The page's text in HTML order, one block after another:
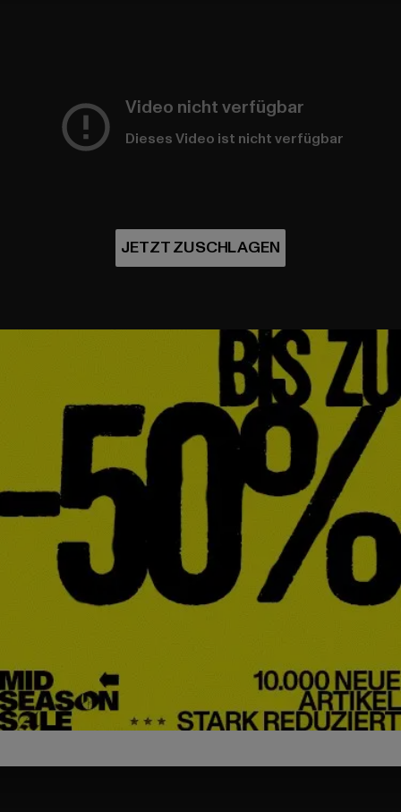
Video nicht verfügbar
Dieses Video ist nicht verfügbar